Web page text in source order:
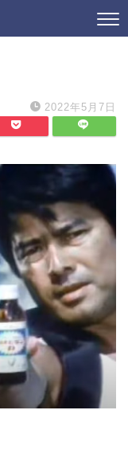
2022年5月7日